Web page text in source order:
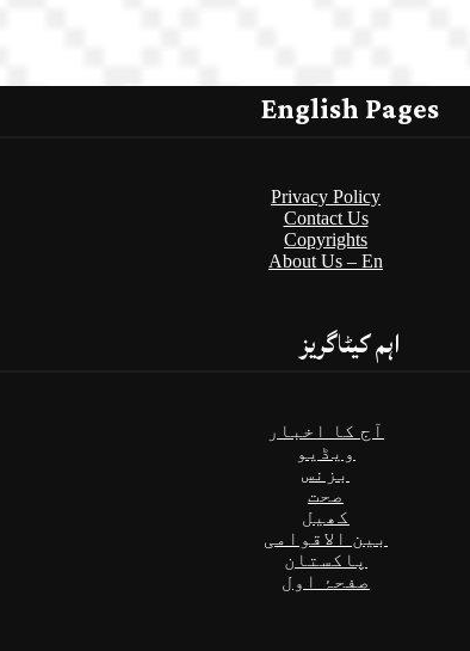
English Pages
Privacy Policy
Contact Us
Copyrights
About Us – En
اہم کیٹاگریز
آج کا اخبار
ویڈیو
بزنس
صحت
کھیل
بین الاقوامی
پاکستان
صفحۂ اول